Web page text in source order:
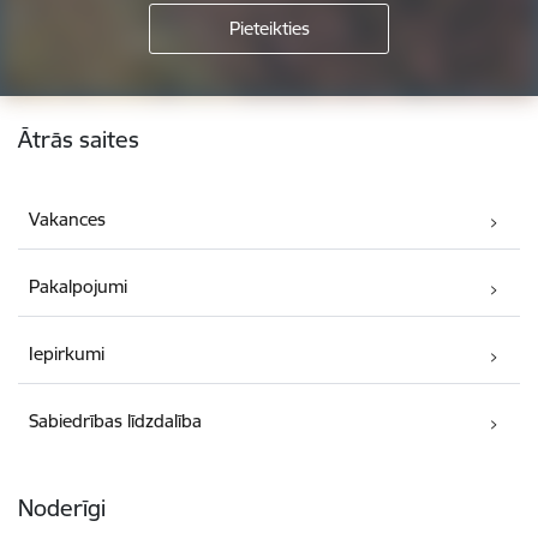
Kājene
Ātrās saites
Vakances
Pakalpojumi
Iepirkumi
Sabiedrības līdzdalība
Noderīgi